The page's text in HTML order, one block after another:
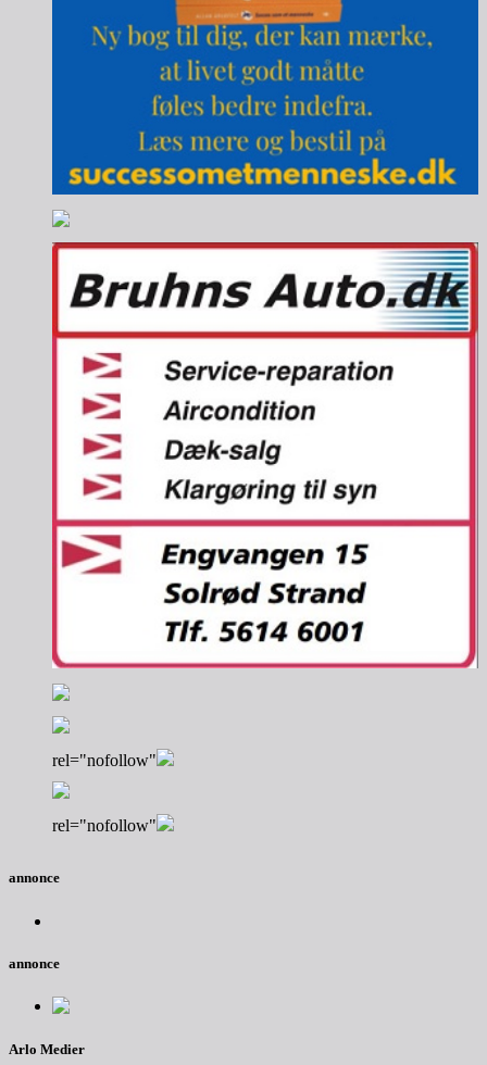
rel="nofollow"
rel="nofollow"
annonce
annonce
Arlo Medier